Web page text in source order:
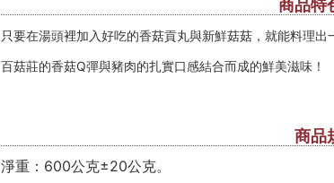
商品特
只要在湯頭裡加入好吃的香菇貢丸與新鮮菇菇，就能料理出
百菇莊的香菇Q彈與豬肉的扎實口感結合而成的鮮美滋味！
商品
淨重：600公克±20公克。